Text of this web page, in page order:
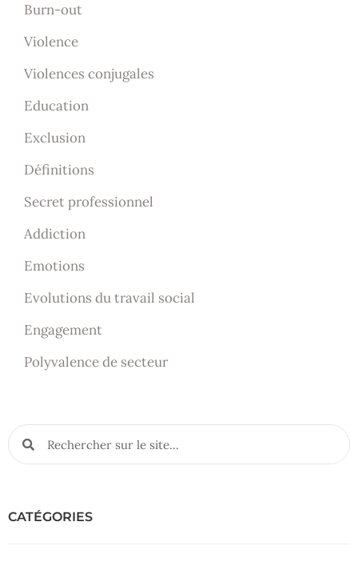
Burn-out
Violence
Violences conjugales
Education
Exclusion
Définitions
Secret professionnel
Addiction
Emotions
Evolutions du travail social
Engagement
Polyvalence de secteur
CATÉGORIES